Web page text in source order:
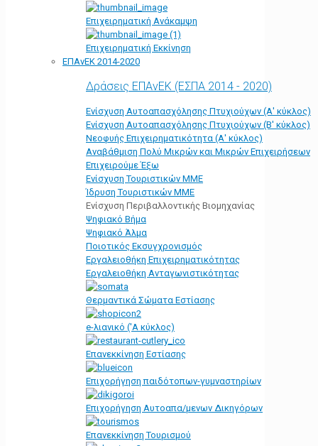
Επιχειρηματική Ανάκαμψη
Επιχειρηματική Εκκίνηση
ΕΠΑνΕΚ 2014-2020
Δράσεις ΕΠΑνΕΚ (ΕΣΠΑ 2014 - 2020)
Ενίσχυση Αυτοαπασχόλησης Πτυχιούχων (Α' κύκλος)
Ενίσχυση Αυτοαπασχόλησης Πτυχιούχων (Β' κύκλος)
Νεοφυής Επιχειρηματικότητα (Α' κύκλος)
Αναβάθμιση Πολύ Μικρών και Μικρών Επιχειρήσεων
Επιχειρούμε Έξω
Ενίσχυση Τουριστικών ΜΜΕ
Ίδρυση Τουριστικών ΜΜΕ
Ενίσχυση Περιβαλλοντικής Βιομηχανίας
Ψηφιακό Βήμα
Ψηφιακό Άλμα
Ποιοτικός Εκσυγχρονισμός
Εργαλειοθήκη Eπιχειρηματικότητας
Εργαλειοθήκη Ανταγωνιστικότητας
Θερμαντικά Σώματα Εστίασης
e-λιανικό ('Α κύκλος)
Επανεκκίνηση Εστίασης
Επιχορήγηση παιδότοπων-γυμναστηρίων
Επιχορήγηση Αυτοαπα/μενων Δικηγόρων
Επανεκκίνηση Τουρισμού